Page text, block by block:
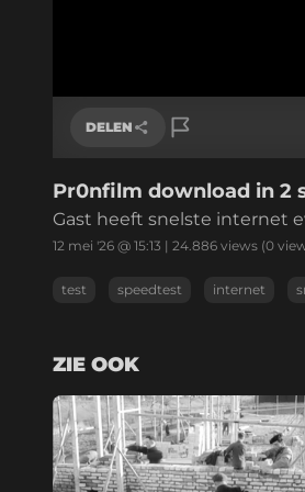
DELEN
Link kopiëren
Pr0nfilm download in 2
Gast heeft snelste internet
12 mei '26 @ 15:13 | 24.886 views (0
test speedtest internet
ZIE OOK